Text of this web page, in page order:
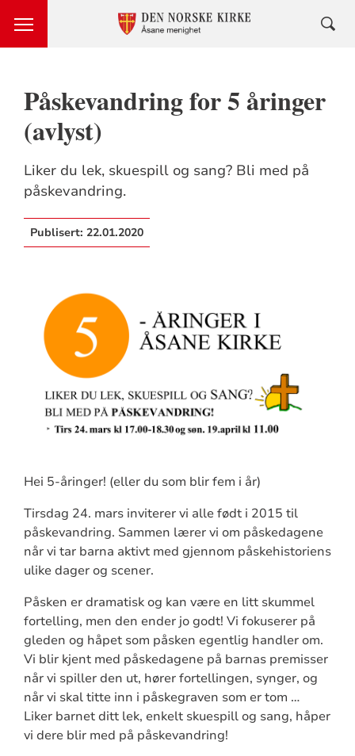
Påskevandring for 5 åringer
(avlyst)
Liker du lek, skuespill og sang? Bli med på
påskevandring.
Publisert: 22.01.2020
Hei 5-åringer! (eller du som blir fem i år)
Tirsdag 24. mars inviterer vi alle født i 2015 til
påskevandring. Sammen lærer vi om påskedagene
når vi tar barna aktivt med gjennom påskehistoriens
ulike dager og scener.
Påsken er dramatisk og kan være en litt skummel
fortelling, men den ender jo godt! Vi fokuserer på
gleden og håpet som påsken egentlig handler om.
Vi blir kjent med påskedagene på barnas premisser
når vi spiller den ut, hører fortellingen, synger, og
når vi skal titte inn i påskegraven som er tom …
Liker barnet ditt lek, enkelt skuespill og sang, håper
vi dere blir med på påskevandring!